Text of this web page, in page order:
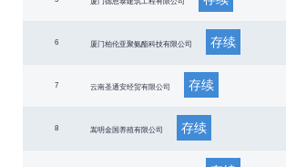
厦门德恩泰建筑工程有限公司
6 厦门柏伦亚聚氨酯科技有限公司 存续
7 云南圣通安经贸有限公司 存续
8 嵩明金国养殖有限公司 存续